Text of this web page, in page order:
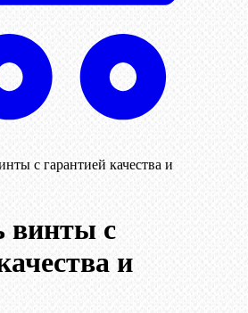
с гарантией качества и
винты с
и